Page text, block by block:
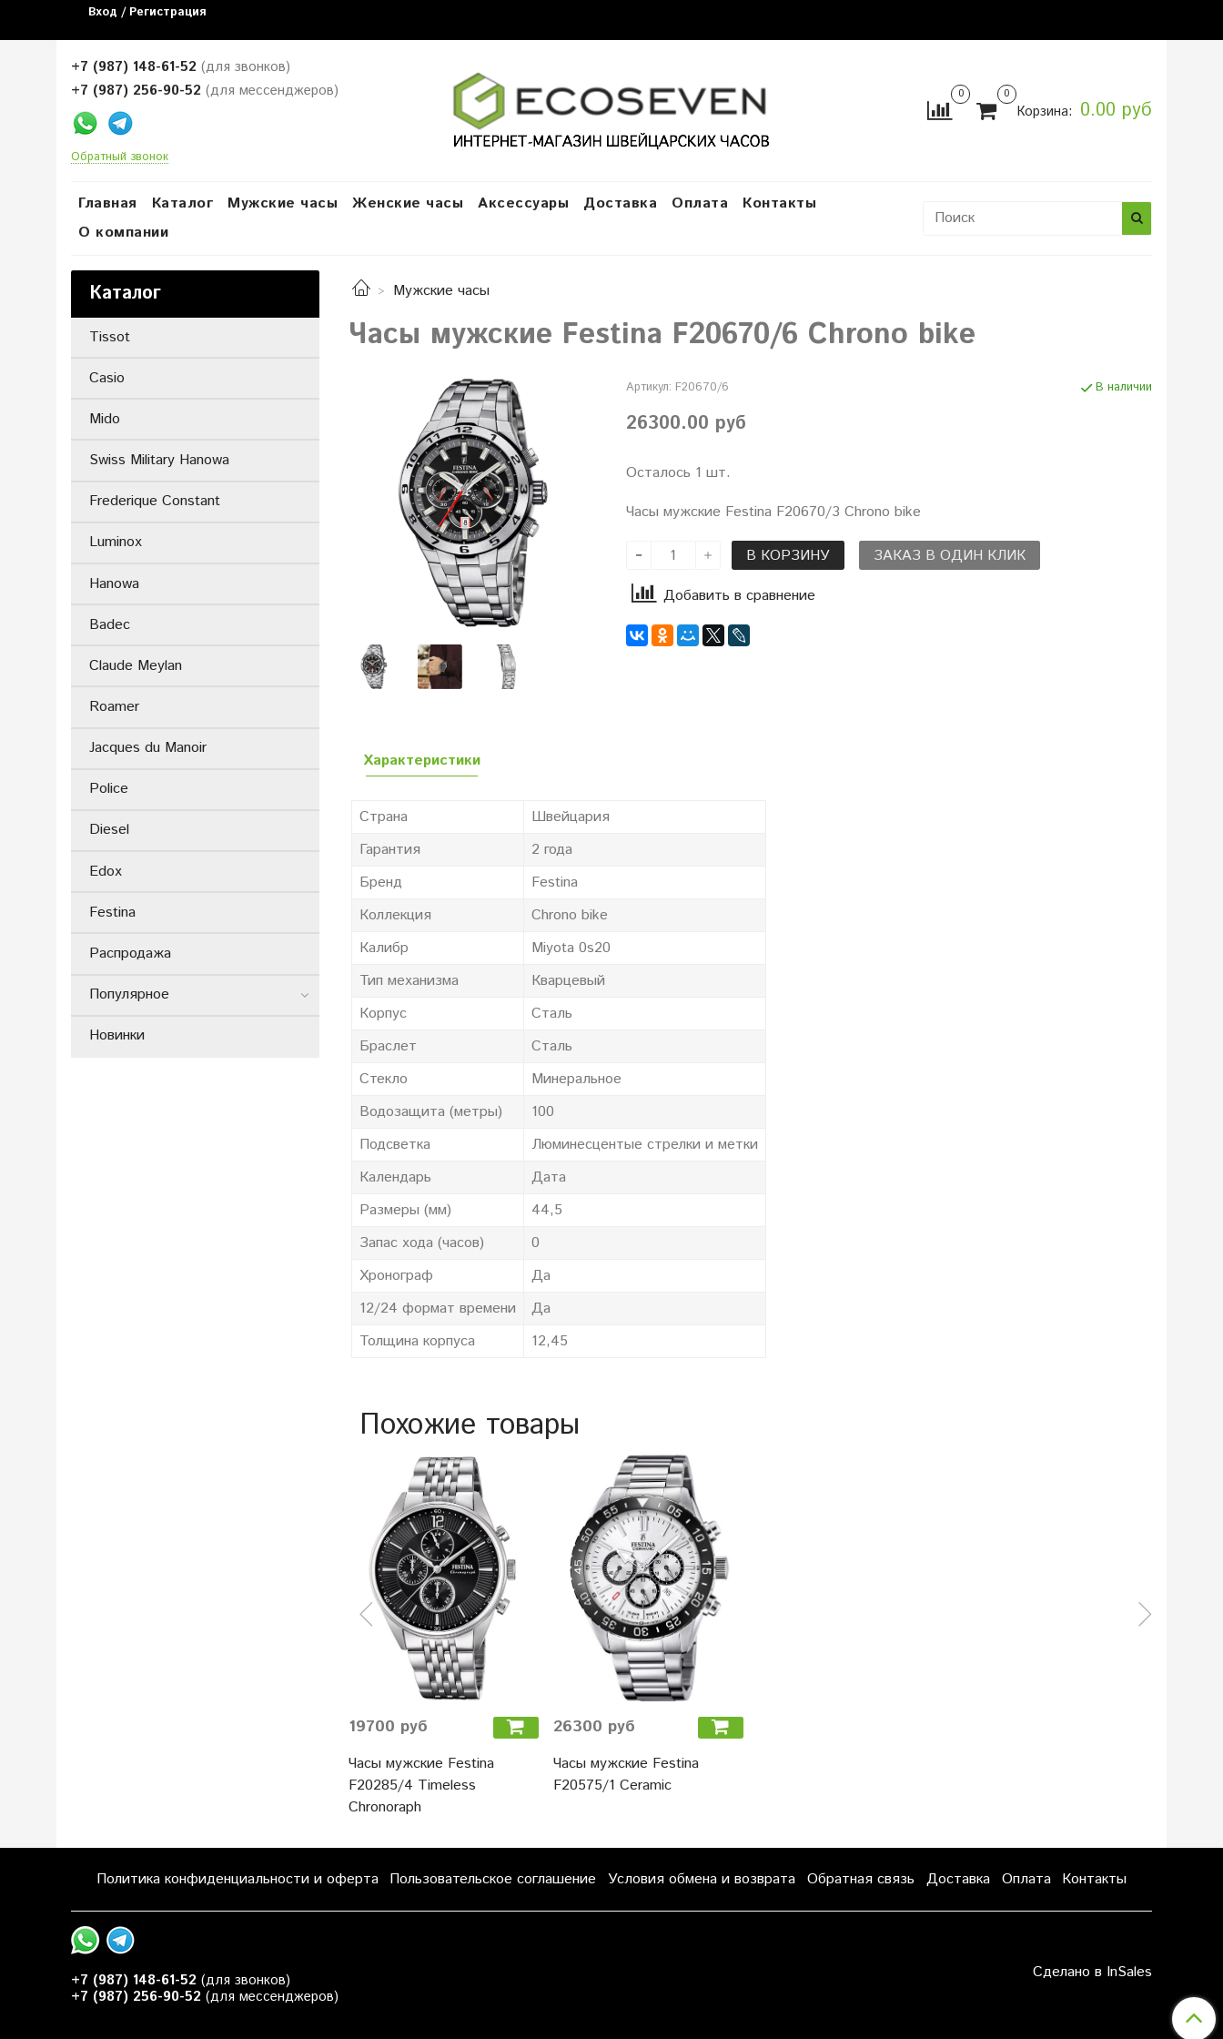
Вход / Регистрация
+7 (987) 148-61-52 (для звонков)
+7 (987) 256-90-52 (для мессенджеров)
Обратный звонок
0 0
Корзина: 0.00 руб
Главная Каталог Мужские часы Женские часы Аксессуары Доставка Оплата
Контакты
О компании
Мужские часы
Часы мужские Festina F20670/6 Chrono bike
Артикул: F20670/6 В наличии
26300.00 руб
Осталось 1 шт.
Часы мужские Festina F20670/3 Chrono bike
В КОРЗИНУ
ЗАКАЗ В ОДИН КЛИК
Добавить в сравнение
Характеристики
Страна
Швейцария
Гарантия
2 года
Бренд
Festina
Коллекция
Chrono bike
Калибр
Miyota 0s20
Тип механизма
Кварцевый
Корпус
Сталь
Браслет
Сталь
Стекло
Минеральное
Водозащита (метры)
100
Подсветка
Люминесцентые стрелки и метки
Календарь
Дата
Размеры (мм)
44,5
Запас хода (часов)
0
Хронограф
Да
12/24 формат времени
Да
Толщина корпуса
12,45
Похожие товары
19700 руб
Часы мужские Festina
F20285/4 Timeless
Chronoraph
26300 руб
Часы мужские Festina
F20575/1 Ceramic
Каталог
Tissot
Casio
Mido
Swiss Military Hanowa
Frederique Constant
Luminox
Hanowa
Badec
Claude Meylan
Roamer
Jacques du Manoir
Police
Diesel
Edox
Festina
Распродажа
Популярное
Новинки
Политика конфиденциальности и оферта Пользовательское соглашение Условия обмена и возврата Обратная связь Доставка Оплата Контакты
+7 (987) 148-61-52 (для звонков)
+7 (987) 256-90-52 (для мессенджеров)
Сделано в InSales